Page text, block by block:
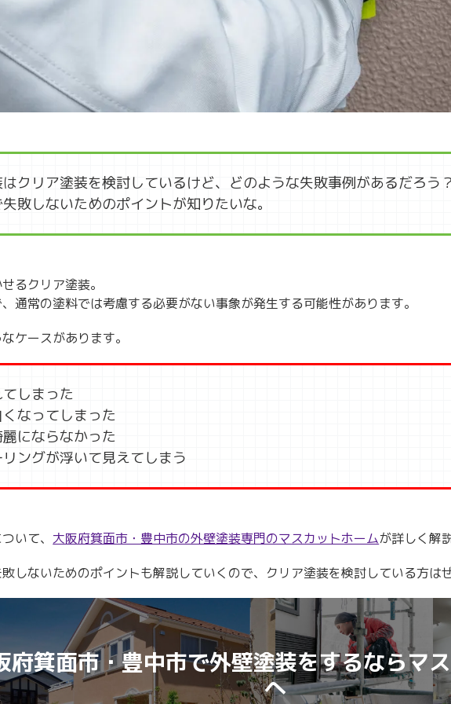
クリア塗装を検討しているけど、どのような失敗事例があるだろう
敗しないためのポイントが知りたいな。
るクリア塗装。
通常の塗料では考慮する必要がない事象が発生する可能性があります。
ケースがあります。
しまった
なってしまった
にならなかった
ングが浮いて見えてしまう
いて、 大阪府箕面市・豊中市の外壁塗装専門のマスカットホームが詳しく解
しないためのポイントも解説していくので、クリア塗装を検討している方は
府箕面市・豊中市で外壁塗装をするならマ
へ